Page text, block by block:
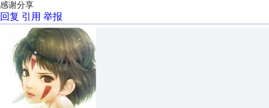
感谢分享
回复 引用 举报